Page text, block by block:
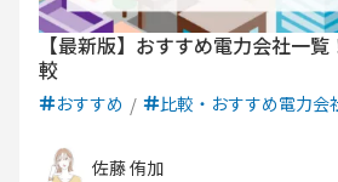
【最新版】おすすめ電力会社一
較
おすすめ 比較・おすすめ電力会
佐藤 侑加